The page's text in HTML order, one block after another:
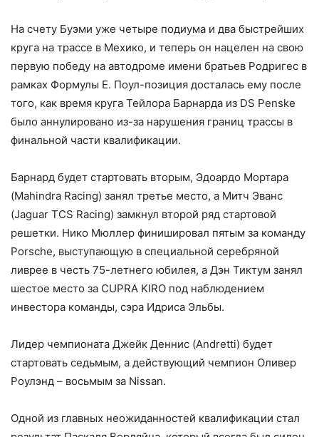
На счету Буэми уже четыре подиума и два быстрейших
круга на трассе в Мехико, и теперь он нацелен на свою
первую победу на автодроме имени братьев Родригес в
рамках Формулы Е. Поул-позиция досталась ему после
того, как время круга Тейлора Барнарда из DS Penske
было аннулировано из-за нарушения границ трассы в
финальной части квалификации.
Барнард будет стартовать вторым, Эдоардо Мортара
(Mahindra Racing) занял третье место, а Митч Эванс
(Jaguar TCS Racing) замкнул второй ряд стартовой
решетки. Нико Мюллер финишировал пятым за команду
Porsche, выступающую в специальной серебряной
ливрее в честь 75-летнего юбилея, а Дэн Тиктум занял
шестое место за CUPRA KIRO под наблюдением
инвестора команды, сэра Идриса Эльбы.
Лидер чемпионата Джейк Деннис (Andretti) будет
стартовать седьмым, а действующий чемпион Оливер
Роулэнд – восьмым за Nissan.
Одной из главных неожиданностей квалификации стал